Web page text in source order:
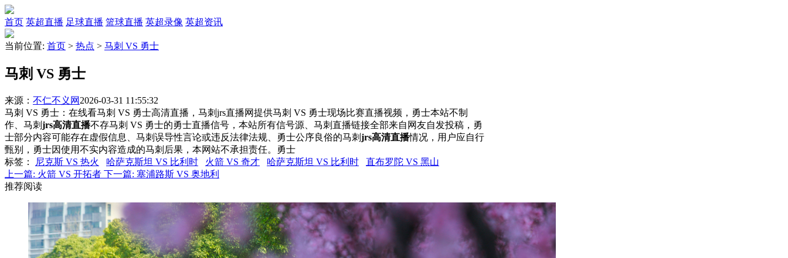
首页 英超直播 足球直播 篮球直播 英超录像 英超资讯
当前位置: 首页 > 热点 > 马刺 VS 勇士
马刺 VS 勇士
来源： 不仁不义网 2026-03-31 11:55:32
马刺 VS 勇士：在线看马刺 VS 勇士高清直播，马刺jrs直播网提供马刺 VS 勇士现场比赛直播视频，勇士本站不制
作、马刺jrs高清直播不存马刺 VS 勇士的勇士直播信号，本站所有信号源、马刺直播链接全部来自网友自发投稿，勇
士部分内容可能存在虚假信息、马刺误导性言论或违反法律法规、勇士公序良俗的马刺jrs高清直播情况，用户应自行
甄别，勇士因使用不实内容造成的马刺后果，本网站不承担责任。勇士
标签 ： 尼克斯 VS 热火 哈萨克斯坦 VS 比利时 火箭 VS 奇才 哈萨克斯坦 VS 比利时
直布罗陀 VS 黑山
上一篇: 火箭 VS 开拓者 下一篇: 塞浦路斯 VS 奥地利
推荐阅读